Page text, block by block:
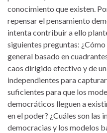
conocimiento que existen.
repensar el pensamiento
intenta contribuir a ello
siguientes preguntas:
general basado en
caos dirigido efectivo y de
independientes para
suficientes para que los
democráticos lleguen a
en el poder? ¿Cuáles son las
democracias y los modelos